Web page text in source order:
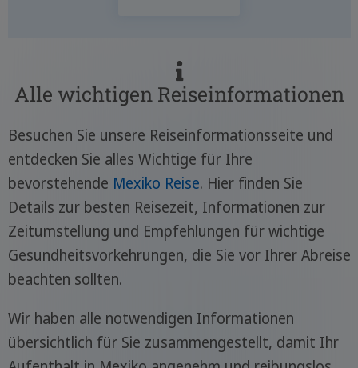
Alle wichtigen Reiseinformationen
Besuchen Sie unsere Reiseinformationsseite und
entdecken Sie alles Wichtige für Ihre
bevorstehende Mexiko Reise. Hier finden Sie
Details zur besten Reisezeit, Informationen zur
Zeitumstellung und Empfehlungen für wichtige
Gesundheitsvorkehrungen, die Sie vor Ihrer Abreise
beachten sollten.
Wir haben alle notwendigen Informationen
übersichtlich für Sie zusammengestellt, damit Ihr